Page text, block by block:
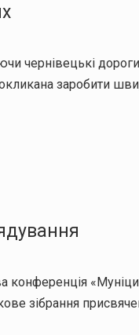
чернівецькі дороги
заробити
зібрання